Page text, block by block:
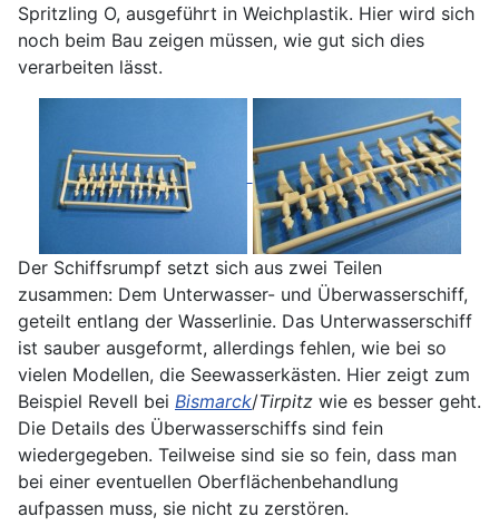
Spritzling O, ausgeführt in Weichplastik. Hier wird sich
noch beim Bau zeigen müssen, wie gut sich dies
verarbeiten lässt.
Der Schiffsrumpf setzt sich aus zwei Teilen
zusammen: Dem Unterwasser- und Überwasserschiff,
geteilt entlang der Wasserlinie. Das Unterwasserschiff
ist sauber ausgeformt, allerdings fehlen, wie bei so
vielen Modellen, die Seewasserkästen. Hier zeigt zum
Beispiel Revell bei Bismarck/Tirpitz wie es besser geht.
Die Details des Überwasserschiffs sind fein
wiedergegeben. Teilweise sind sie so fein, dass man
bei einer eventuellen Oberflächenbehandlung
aufpassen muss, sie nicht zu zerstören.